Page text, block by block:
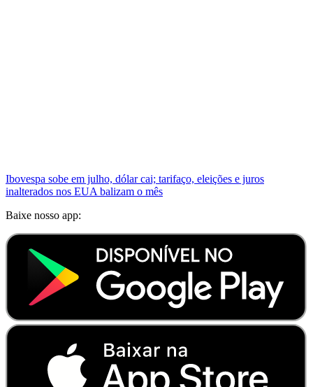
Ibovespa sobe em julho, dólar cai; tarifaço, eleições e juros
inalterados nos EUA balizam o mês
Baixe nosso app: